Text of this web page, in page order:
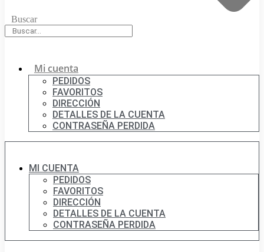
Buscar
Mi cuenta
PEDIDOS
FAVORITOS
DIRECCIÓN
DETALLES DE LA CUENTA
CONTRASEÑA PERDIDA
MI CUENTA
PEDIDOS
FAVORITOS
DIRECCIÓN
DETALLES DE LA CUENTA
CONTRASEÑA PERDIDA